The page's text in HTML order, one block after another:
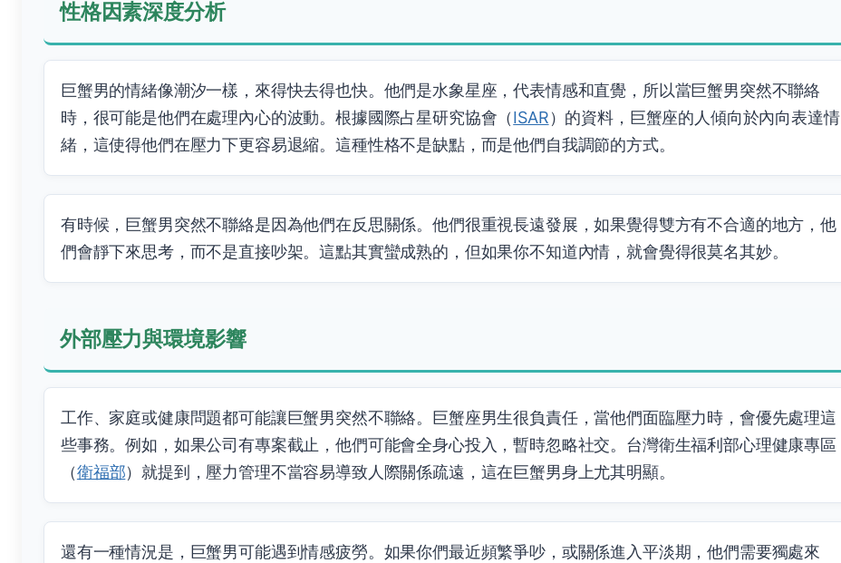
性格因素深度分析
巨蟹男的情緒像潮汐一樣，來得快去得也快。他們是水象星座，代表情感和直覺，所以當巨蟹男突然不聯絡
時，很可能是他們在處理內心的波動。根據國際占星研究協會（ISAR）的資料，巨蟹座的人傾向於內向表達情
緒，這使得他們在壓力下更容易退縮。這種性格不是缺點，而是他們自我調節的方式。
有時候，巨蟹男突然不聯絡是因為他們在反思關係。他們很重視長遠發展，如果覺得雙方有不合適的地方，他
們會靜下來思考，而不是直接吵架。這點其實蠻成熟的，但如果你不知道內情，就會覺得很莫名其妙。
外部壓力與環境影響
工作、家庭或健康問題都可能讓巨蟹男突然不聯絡。巨蟹座男生很負責任，當他們面臨壓力時，會優先處理這
些事務。例如，如果公司有專案截止，他們可能會全身心投入，暫時忽略社交。台灣衛生福利部心理健康專區
（衛福部）就提到，壓力管理不當容易導致人際關係疏遠，這在巨蟹男身上尤其明顯。
還有一種情況是，巨蟹男可能遇到情感疲勞。如果你們最近頻繁爭吵，或關係進入平淡期，他們需要獨處來